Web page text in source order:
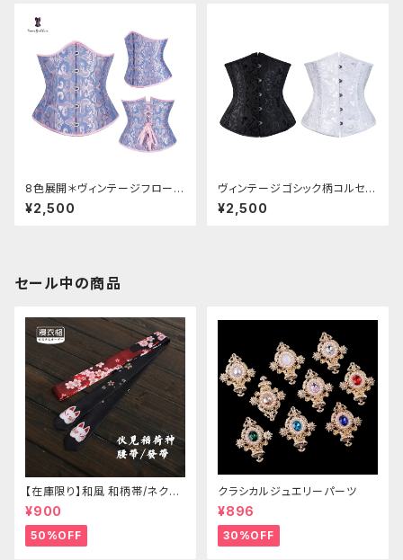
8色展開＊ヴィンテージフローラ
ル柄コルセット
¥2,500
ヴィンテージゴシック柄コルセッ
ト
¥2,500
セール中の商品
【在庫限り】和風 和柄帯/ネクタ
イ/リボン（狐面/金魚
¥900
50%OFF
クラシカルジュエリーパーツ
¥896
30%OFF